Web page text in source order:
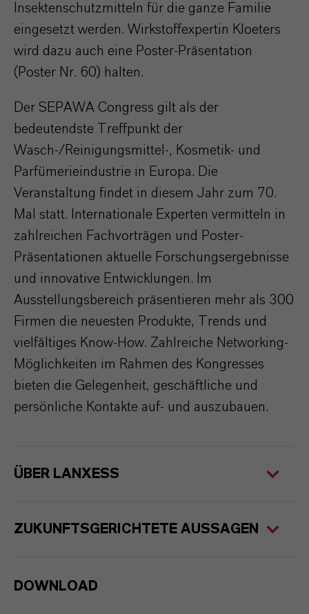
Insektenschutzmitteln für die ganze Familie
eingesetzt werden. Wirkstoffexpertin Kloeters
wird dazu auch eine Poster-Präsentation
(Poster Nr. 60) halten.
Der SEPAWA Congress gilt als der
bedeutendste Treffpunkt der
Wasch-/Reinigungsmittel-, Kosmetik- und
Parfümerieindustrie in Europa. Die
Veranstaltung findet in diesem Jahr zum 70.
Mal statt. Internationale Experten vermitteln in
zahlreichen Fachvorträgen und Poster-
Präsentationen aktuelle Forschungsergebnisse
und innovative Entwicklungen. Im
Ausstellungsbereich präsentieren mehr als 300
Firmen die neuesten Produkte, Trends und
vielfältiges Know-How. Zahlreiche Networking-
Möglichkeiten im Rahmen des Kongresses
bieten die Gelegenheit, geschäftliche und
persönliche Kontakte auf- und auszubauen.
ÜBER LANXESS
ZUKUNFTSGERICHTETE AUSSAGEN
DOWNLOAD